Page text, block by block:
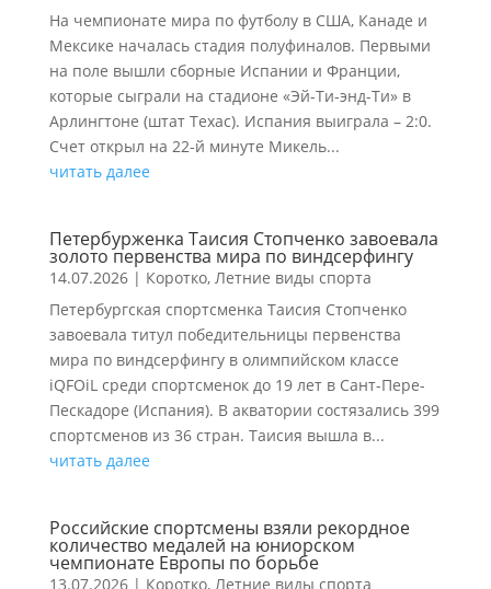
На чемпионате мира по футболу в США, Канаде и
Мексике началась стадия полуфиналов. Первыми
на поле вышли сборные Испании и Франции,
которые сыграли на стадионе «Эй-Ти-энд-Ти» в
Арлингтоне (штат Техас). Испания выиграла – 2:0.
Счет открыл на 22-й минуте Микель...
читать далее
Петербурженка Таисия Стопченко завоевала
золото первенства мира по виндсерфингу
14.07.2026| Коротко, Летние виды спорта
Петербургская спортсменка Таисия Стопченко
завоевала титул победительницы первенства
мира по виндсерфингу в олимпийском классе
iQFOiL среди спортсменок до 19 лет в Сант-Пере-
Пескадоре (Испания). В акватории состязались 399
спортсменов из 36 стран. Таисия вышла в...
читать далее
Российские спортсмены взяли рекордное
количество медалей на юниорском
чемпионате Европы по борьбе
13.07.2026| Коротко, Летние виды спорта